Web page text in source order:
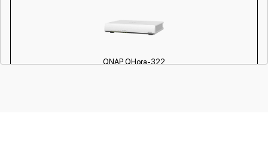
QNAP QHora-322